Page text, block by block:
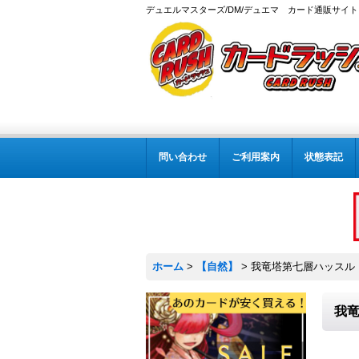
デュエルマスターズ/DM/デュエマ カード通販サイト
問い合わせ ご利用案内 状態表記
ホーム > 【自然】 > 我竜塔第七層ハッスル
我